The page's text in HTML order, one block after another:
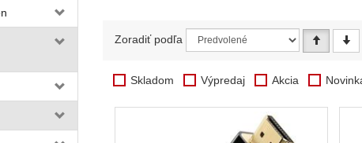
Zoradiť podľa
Skladom Výpredaj Akcia